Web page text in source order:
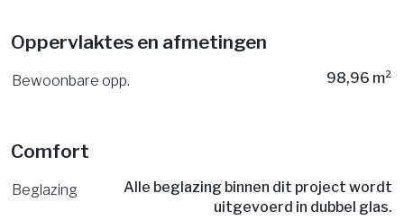
Oppervlaktes en afmetingen
Bewoonbare opp. 98,96 m²
Comfort
Beglazing
Alle beglazing binnen dit project wordt
uitgevoerd in dubbel glas.